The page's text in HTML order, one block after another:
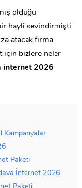
olduğu
hayli sevindirmişti
atacak firma
için bizlere neler
internet 2026
Kampanyalar
Paketi
İnternet 2026